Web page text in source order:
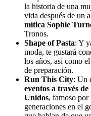
la historia de una
vida después de un
mítica Sophie
Tronos.
Shape of Pasta: Y
moda, te gustará
los años, así como
de preparación.
Run This City: Un
eventos a través
Unidos, famoso por
generaciones en el